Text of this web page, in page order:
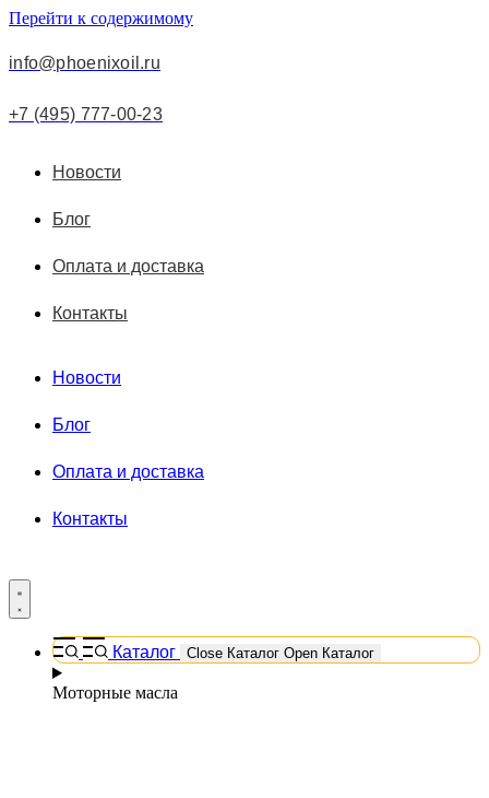
Перейти к содержимому
info@phoenixoil.ru
+7 (495) 777-00-23
Новости
Блог
Оплата и доставка
Контакты
Новости
Блог
Оплата и доставка
Контакты
Каталог Close Каталог Open Каталог
Моторные масла